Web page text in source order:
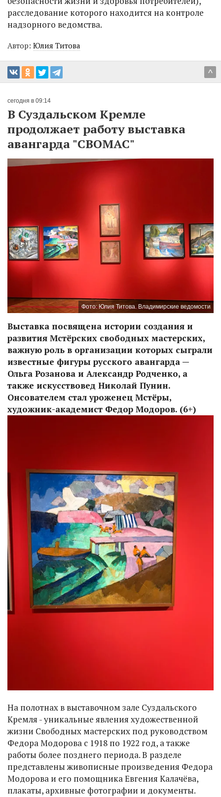
расследование которого находится на контроле
надзорного ведомства.
Автор: Юлия Титова
^
сегодня в 09:14
В Суздальском Кремле
продолжает работу выставка
авангарда "СВОМАС"
Фото: Юлия Титова. Владимирские ведомости
Выставка посвящена истории создания и
развития Мстёрских свободных мастерских,
важную роль в организации которых сыграли
известные фигуры русского авангарда —
Ольга Розанова и Александр Родченко, а
также искусствовед Николай Пунин.
Онсователем стал уроженец Мстёры,
художник-академист Федор Модоров. (6+)
На полотнах в выставочном зале Суздальского
Кремля - уникальные явления художественной
жизни Свободных мастерских под руководством
Федора Модорова с 1918 по 1922 год, а также
работы более позднего периода. В разделе
представлены живописные произведения Федора
Модорова и его помощника Евгения Калачёва,
плакаты, архивные фотографии и документы.